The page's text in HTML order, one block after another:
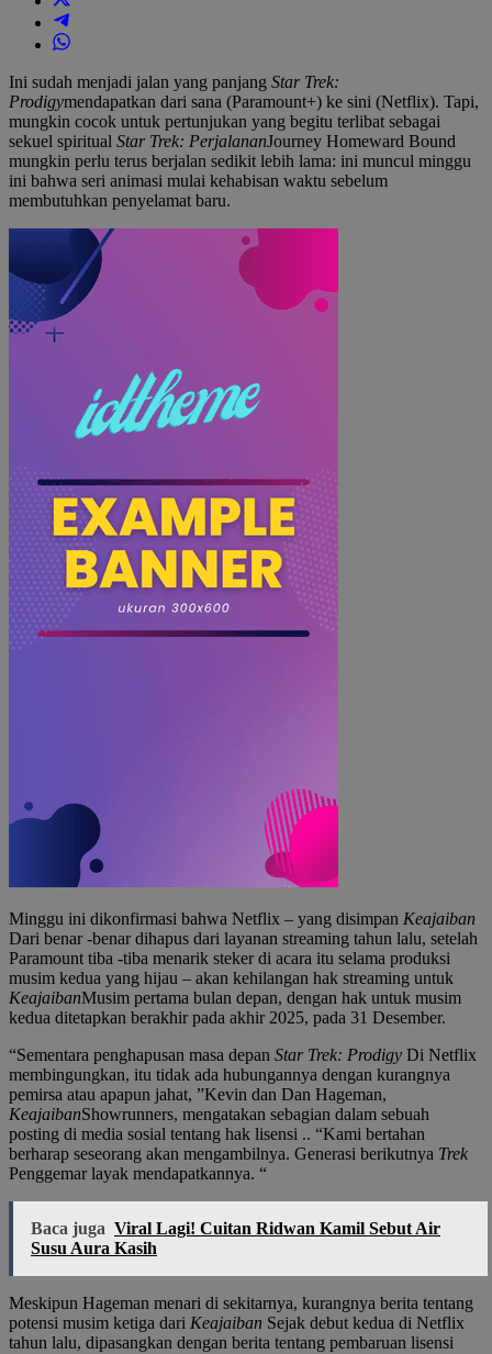
Ini sudah menjadi jalan yang panjang Star Trek:
Prodigymendapatkan dari sana (Paramount+) ke sini (Netflix). Tapi,
mungkin cocok untuk pertunjukan yang begitu terlibat sebagai
sekuel spiritual Star Trek: PerjalananJourney Homeward Bound
mungkin perlu terus berjalan sedikit lebih lama: ini muncul minggu
ini bahwa seri animasi mulai kehabisan waktu sebelum
membutuhkan penyelamat baru.
Minggu ini dikonfirmasi bahwa Netflix – yang disimpan Keajaiban
Dari benar -benar dihapus dari layanan streaming tahun lalu, setelah
Paramount tiba -tiba menarik steker di acara itu selama produksi
musim kedua yang hijau – akan kehilangan hak streaming untuk
KeajaibanMusim pertama bulan depan, dengan hak untuk musim
kedua ditetapkan berakhir pada akhir 2025, pada 31 Desember.
“Sementara penghapusan masa depan Star Trek: Prodigy Di Netflix
membingungkan, itu tidak ada hubungannya dengan kurangnya
pemirsa atau apapun jahat, ”Kevin dan Dan Hageman,
KeajaibanShowrunners, mengatakan sebagian dalam sebuah
posting di media sosial tentang hak lisensi .. “Kami bertahan
berharap seseorang akan mengambilnya. Generasi berikutnya Trek
Penggemar layak mendapatkannya. “
Baca juga Viral Lagi! Cuitan Ridwan Kamil Sebut Air
Susu Aura Kasih
Meskipun Hageman menari di sekitarnya, kurangnya berita tentang
potensi musim ketiga dari Keajaiban Sejak debut kedua di Netflix
tahun lalu, dipasangkan dengan berita tentang pembaruan lisensi